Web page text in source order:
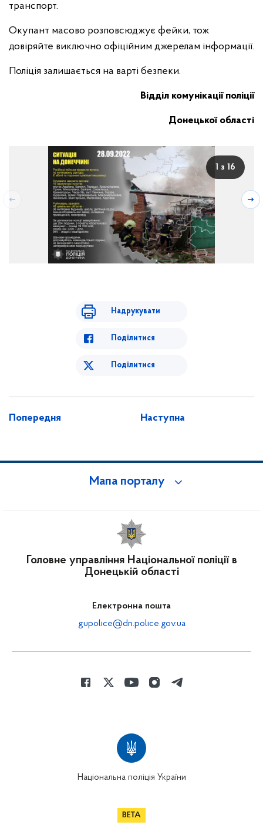
транспорт.
Окупант масово розповсюджує фейки, тож
довіряйте виключно офіційним джерелам інформації.
Поліція залишається на варті безпеки.
Відділ комунікації поліції
Донецької області
1 з 16
Надрукувати
Поділитися
Поділитися
Попередня Наступна
Мапа порталу
Головне управління Національної поліції в
Донецькій області
Електронна пошта
gupolice@dn.police.gov.ua
Національна поліція України